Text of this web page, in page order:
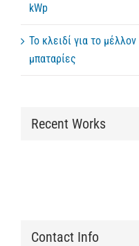
kWp
Το κλειδί για το
μπαταρίες
Recent Works
Contact Info